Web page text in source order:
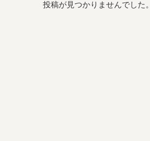
投稿が見つかりませんでした。